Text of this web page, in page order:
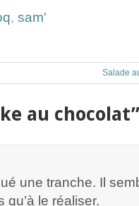
, sam'
Salade
au chocolat”
une tranche. Il
qu’à le réaliser.